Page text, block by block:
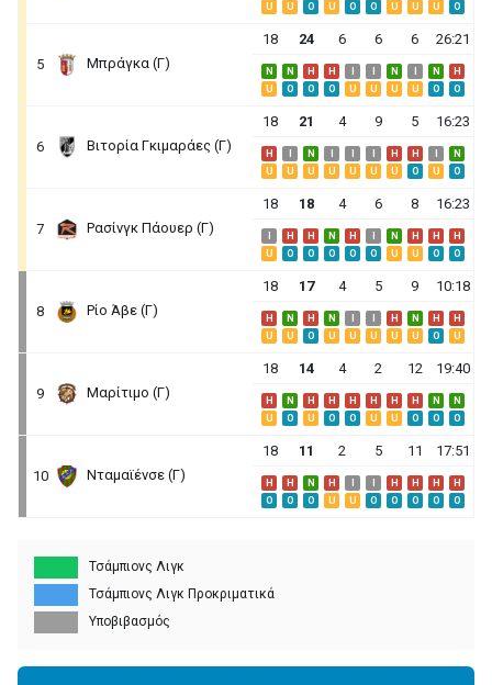
U
U O U O O U U U O
5 Μπράγκα (Γ)
18 24 6 6 6 26:21
N N H H N N
H
U
O O O U U U U O O
6 Βιτορία Γκιμαράες (Γ)
18 21 4 9 5 16:23
H N H H
N
U
U U U U U U O U O
7 Ρασίνγκ Πάουερ (Γ)
18 18 4 6 8 16:23
H H N H N H H
H
U
O O O O O U U O O
8 Ρίο Άβε (Γ)
18 17 4 5 9 10:18
H N H N H N H
H
U
U O U U U U U O U
9 Μαρίτιμο (Γ)
18 14 4 2 12 19:40
H N H H H H H H N
N
U
O U O O U U O O O
10 Νταμαϊένσε (Γ)
18 11 2 5 11 17:51
H H N H H H H
H
O
O O U U O O O O O
Τσάμπιονς Λιγκ
Τσάμπιονς Λιγκ Προκριματικά
Υποβιβασμός